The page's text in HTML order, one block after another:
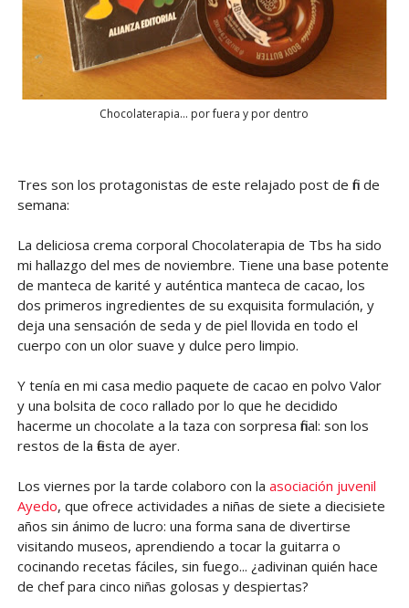
Chocolaterapia... por fuera y por dentro
Tres son los protagonistas de este relajado post de fin de
semana:
La deliciosa crema corporal Chocolaterapia de Tbs ha sido
mi hallazgo del mes de noviembre. Tiene una base potente
de manteca de karité y auténtica manteca de cacao, los
dos primeros ingredientes de su exquisita formulación, y
deja una sensación de seda y de piel llovida en todo el
cuerpo con un olor suave y dulce pero limpio.
Y tenía en mi casa medio paquete de cacao en polvo Valor
y una bolsita de coco rallado por lo que he decidido
hacerme un chocolate a la taza con sorpresa final: son los
restos de la fiesta de ayer.
Los viernes por la tarde colaboro con la asociación juvenil
Ayedo, que ofrece actividades a niñas de siete a diecisiete
años sin ánimo de lucro: una forma sana de divertirse
visitando museos, aprendiendo a tocar la guitarra o
cocinando recetas fáciles, sin fuego... ¿adivinan quién hace
de chef para cinco niñas golosas y despiertas?